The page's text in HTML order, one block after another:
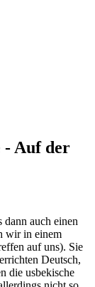
- Auf der
auch einen
wir in einem
auf uns). Sie
Deutsch,
die usbekische